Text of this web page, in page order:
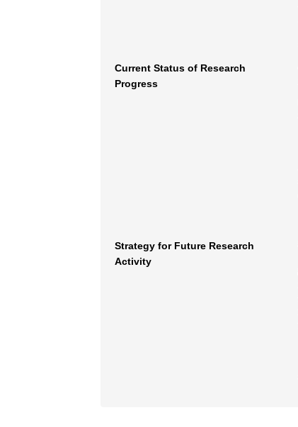
Current Status of Research
Progress
Strategy for Future Research
Activity